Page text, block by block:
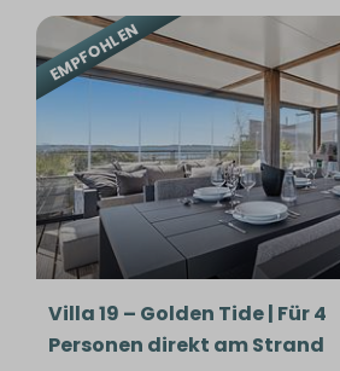
EMPFOHLEN
Villa 19 – Golden Tide | Für 4
Personen direkt am Strand